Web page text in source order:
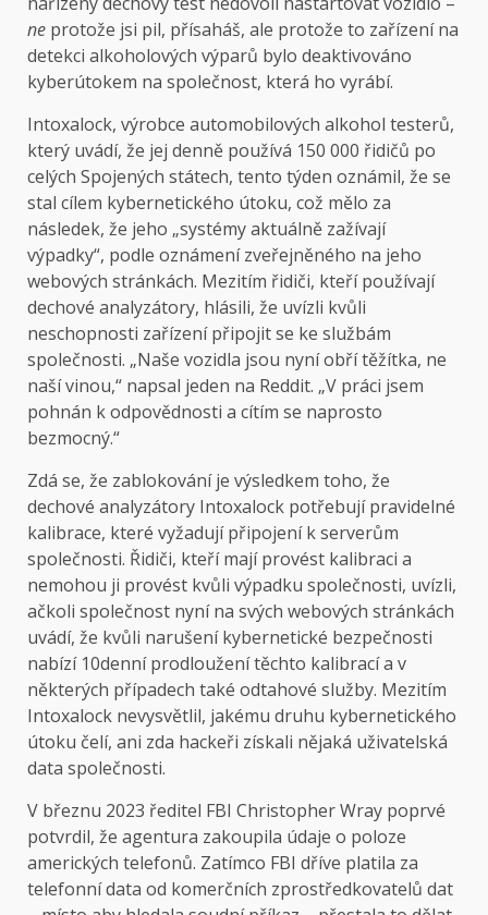
ne protože jsi pil, přísaháš, ale protože to zařízení na
detekci alkoholových výparů bylo deaktivováno
kyberútokem na společnost, která ho vyrábí.
Intoxalock, výrobce automobilových alkohol testerů,
který uvádí, že jej denně používá 150 000 řidičů po
celých Spojených státech, tento týden oznámil, že se
stal cílem kybernetického útoku, což mělo za
následek, že jeho „systémy aktuálně zažívají
výpadky“, podle oznámení zveřejněného na jeho
webových stránkách. Mezitím řidiči, kteří používají
dechové analyzátory, hlásili, že uvízli kvůli
neschopnosti zařízení připojit se ke službám
společnosti. „Naše vozidla jsou nyní obří těžítka, ne
naší vinou,“ napsal jeden na Reddit. „V práci jsem
pohnán k odpovědnosti a cítím se naprosto
bezmocný.“
Zdá se, že zablokování je výsledkem toho, že
dechové analyzátory Intoxalock potřebují pravidelné
kalibrace, které vyžadují připojení k serverům
společnosti. Řidiči, kteří mají provést kalibraci a
nemohou ji provést kvůli výpadku společnosti, uvízli,
ačkoli společnost nyní na svých webových stránkách
uvádí, že kvůli narušení kybernetické bezpečnosti
nabízí 10denní prodloužení těchto kalibrací a v
některých případech také odtahové služby. Mezitím
Intoxalock nevysvětlil, jakému druhu kybernetického
útoku čelí, ani zda hackeři získali nějaká uživatelská
data společnosti.
V březnu 2023 ředitel FBI Christopher Wray poprvé
potvrdil, že agentura zakoupila údaje o poloze
amerických telefonů. Zatímco FBI dříve platila za
telefonní data od komerčních zprostředkovatelů dat